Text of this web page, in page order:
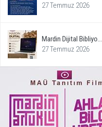
27 Temmuz 2026
Mardin Dijital Bibliyo...
27 Temmuz 2026